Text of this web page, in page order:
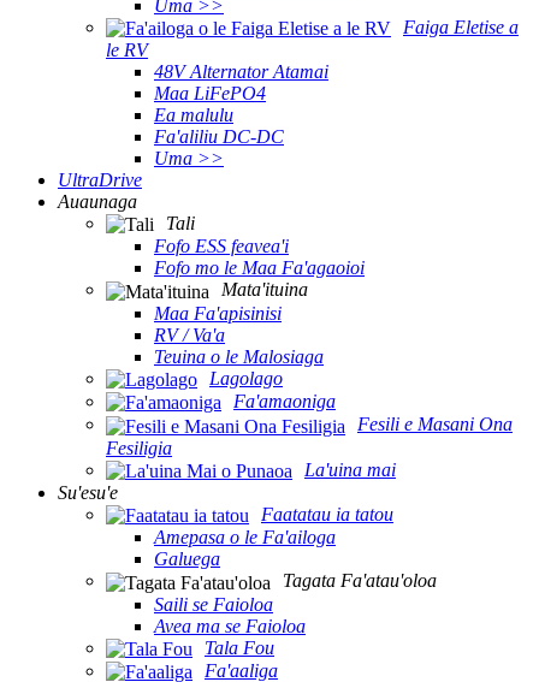
Uma >>
Faiga Eletise a
le RV
48V Alternator Atamai
Maa LiFePO4
Ea malulu
Fa'aliliu DC-DC
Uma >>
UltraDrive
Auaunaga
Tali
Fofo ESS feavea'i
Fofo mo le Maa Fa'agaoioi
Mata'ituina
Maa Fa'apisinisi
RV / Va'a
Teuina o le Malosiaga
Lagolago
Fa'amaoniga
Fesili e Masani Ona
Fesiligia
La'uina mai
Su'esu'e
Faatatau ia tatou
Amepasa o le Fa'ailoga
Galuega
Tagata Fa'atau'oloa
Saili se Faioloa
Avea ma se Faioloa
Tala Fou
Fa'aaliga